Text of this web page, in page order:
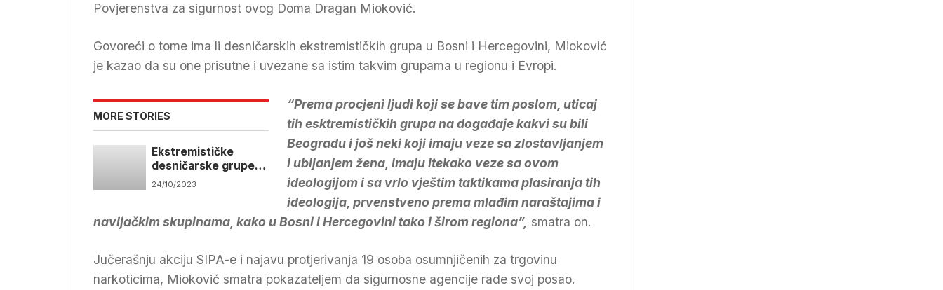
Povjerenstva za sigurnost ovog Doma Dragan Mioković.
Govoreći o tome ima li desničarskih ekstremističkih grupa u Bosni i Hercegovini, Mioković
je kazao da su one prisutne i uvezane sa istim takvim grupama u regionu i Evropi.
MORE STORIES
Ekstremističke
desničarske grupe
prisutne su i u našoj
zadovoljavajuće
24/10/2023
“Prema procjeni ljudi koji se bave tim poslom, uticaj
tih esktremističkih grupa na događaje kakvi su bili
Beogradu i još neki koji imaju veze sa zlostavljanjem
i ubijanjem žena, imaju itekako veze sa ovom
ideologijom i sa vrlo vještim taktikama plasiranja tih
ideologija, prvenstveno prema mlađim naraštajima i
navijačkim skupinama, kako u Bosni i Hercegovini tako i širom regiona”, smatra on.
Jučerašnju akciju SIPA-e i najavu protjerivanja 19 osoba osumnjičenih za trgovinu
narkoticima, Mioković smatra pokazateljem da sigurnosne agencije rade svoj posao.